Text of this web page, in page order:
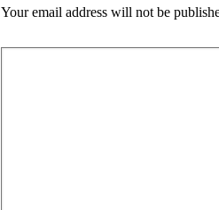
Your email address will not be